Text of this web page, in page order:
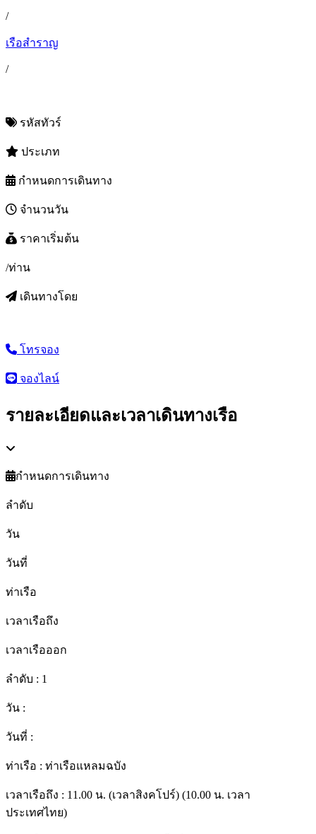
/
เรือสำราญ
/
รหัสทัวร์
ประเภท
กำหนดการเดินทาง
จำนวนวัน
ราคาเริ่มต้น
/ท่าน
เดินทางโดย
โทรจอง
จองไลน์
รายละเอียดและเวลาเดินทางเรือ
กำหนดการเดินทาง
ลำดับ
วัน
วันที่
ท่าเรือ
เวลาเรือถึง
เวลาเรือออก
ลำดับ : 1
วัน :
วันที่ :
ท่าเรือ : ท่าเรือแหลมฉบัง
เวลาเรือถึง : 11.00 น. (เวลาสิงคโปร์) (10.00 น. เวลา
ประเทศไทย)